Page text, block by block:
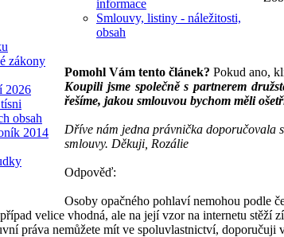
informace
Smlouvy, listiny - náležitosti,
obsah
zákony
2026
obsah
2014
Pomohl Vám tento článek? Pokud ano,
Koupili jsme společně s partnerem
řešíme, jakou smlouvou bychom měli
Dříve nám jedna právnička doporučovala
smlouvy. Děkuji, Rozálie
Odpověď:
Osoby opačného pohlaví nemohou podle
velice vhodná, ale na její vzor na internetu
práva nemůžete mít ve spoluvlastnictví,